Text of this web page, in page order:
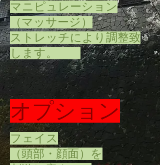
マニピュレーション
（マッサージ）
ストレッチにより調整致
します。
オプション
フェイス
（頭部・顔面）を